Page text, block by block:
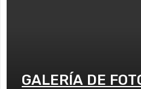
GALERÍA DE